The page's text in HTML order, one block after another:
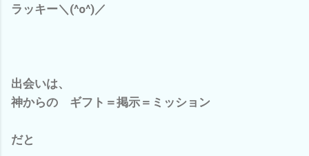
ラッキー＼(^o^)／
出会いは、
神からの ギフト＝掲示＝ミッション
だと